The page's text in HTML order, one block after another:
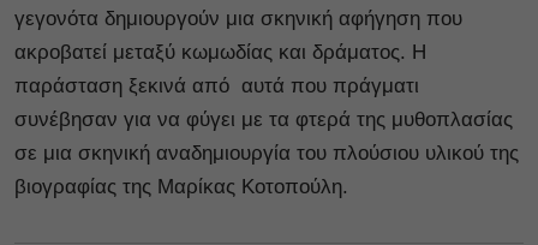
γεγονότα δημιουργούν μια σκηνική αφήγηση που
ακροβατεί μεταξύ κωμωδίας και δράματος. Η
παράσταση ξεκινά από αυτά που πράγματι
συνέβησαν για να φύγει με τα φτερά της μυθοπλασίας
σε μια σκηνική αναδημιουργία του πλούσιου υλικού της
βιογραφίας της Μαρίκας Κοτοπούλη.